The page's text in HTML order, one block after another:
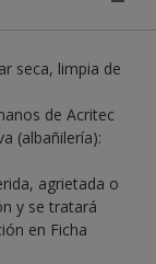
seca, limpia de
de Acritec
(albañilería):
agrietada o
y se tratará
en Ficha